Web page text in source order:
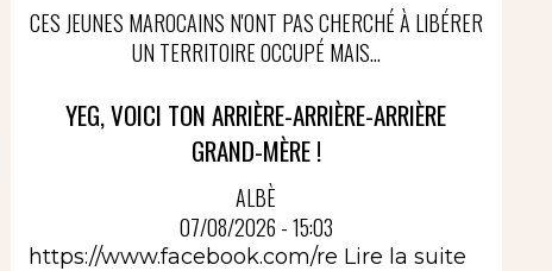
CES JEUNES MAROCAINS N'ONT PAS CHERCHÉ À LIBÉRER
UN TERRITOIRE OCCUPÉ MAIS...
YEG, VOICI TON ARRIÈRE-ARRIÈRE-ARRIÈRE
GRAND-MÈRE !
ALBÈ
07/08/2026 - 15:03
https://www.facebook.com/re Lire la suite